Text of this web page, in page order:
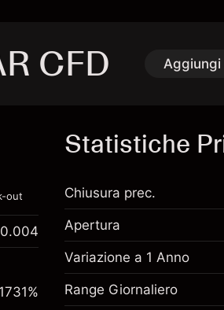
CFD
per
out
0.004
%
Statistiche
Chiusura prec.
Apertura
Variazione a 1 Anno
Range Giornaliero